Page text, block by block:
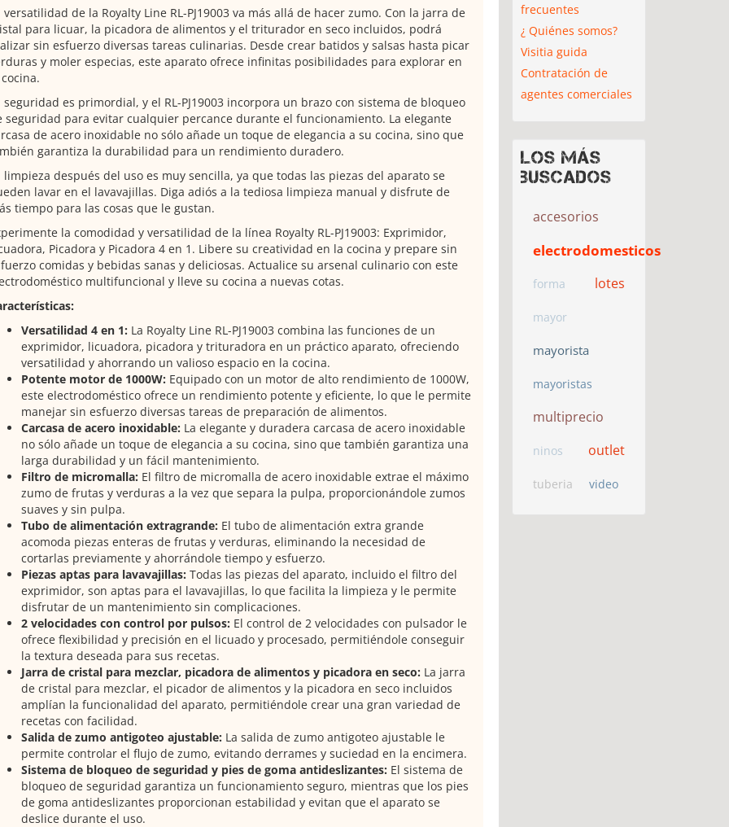
versatilidad de la Royalty Line RL-PJ19003 va más allá de hacer zumo. Con la jarra de
para licuar, la picadora de alimentos y el triturador en seco incluidos, podrá
sin esfuerzo diversas tareas culinarias. Desde crear batidos y salsas hasta picar
y moler especias, este aparato ofrece infinitas posibilidades para explorar en
seguridad es primordial, y el RL-PJ19003 incorpora un brazo con sistema de bloqueo
seguridad para evitar cualquier percance durante el funcionamiento. La elegante
de acero inoxidable no sólo añade un toque de elegancia a su cocina, sino que
garantiza la durabilidad para un rendimiento duradero.
limpieza después del uso es muy sencilla, ya que todas las piezas del aparato se
lavar en el lavavajillas. Diga adiós a la tediosa limpieza manual y disfrute de
tiempo para las cosas que le gustan.
la comodidad y versatilidad de la línea Royalty RL-PJ19003: Exprimidor,
Picadora y Picadora 4 en 1. Libere su creatividad en la cocina y prepare sin
comidas y bebidas sanas y deliciosas. Actualice su arsenal culinario con este
multifuncional y lleve su cocina a nuevas cotas.
Versatilidad 4 en 1: La Royalty Line RL-PJ19003 combina las funciones de un
exprimidor, licuadora, picadora y trituradora en un práctico aparato, ofreciendo
versatilidad y ahorrando un valioso espacio en la cocina.
Potente motor de 1000W: Equipado con un motor de alto rendimiento de 1000W,
este electrodoméstico ofrece un rendimiento potente y eficiente, lo que le permite
manejar sin esfuerzo diversas tareas de preparación de alimentos.
Carcasa de acero inoxidable: La elegante y duradera carcasa de acero inoxidable
no sólo añade un toque de elegancia a su cocina, sino que también garantiza una
larga durabilidad y un fácil mantenimiento.
Filtro de micromalla: El filtro de micromalla de acero inoxidable extrae el máximo
zumo de frutas y verduras a la vez que separa la pulpa, proporcionándole zumos
suaves y sin pulpa.
Tubo de alimentación extragrande: El tubo de alimentación extra grande
acomoda piezas enteras de frutas y verduras, eliminando la necesidad de
cortarlas previamente y ahorrándole tiempo y esfuerzo.
Piezas aptas para lavavajillas: Todas las piezas del aparato, incluido el filtro del
exprimidor, son aptas para el lavavajillas, lo que facilita la limpieza y le permite
disfrutar de un mantenimiento sin complicaciones.
2 velocidades con control por pulsos: El control de 2 velocidades con pulsador le
ofrece flexibilidad y precisión en el licuado y procesado, permitiéndole conseguir
la textura deseada para sus recetas.
Jarra de cristal para mezclar, picadora de alimentos y picadora en seco: La jarra
de cristal para mezclar, el picador de alimentos y la picadora en seco incluidos
amplían la funcionalidad del aparato, permitiéndole crear una gran variedad de
recetas con facilidad.
Salida de zumo antigoteo ajustable: La salida de zumo antigoteo ajustable le
permite controlar el flujo de zumo, evitando derrames y suciedad en la encimera.
Sistema de bloqueo de seguridad y pies de goma antideslizantes: El sistema de
bloqueo de seguridad garantiza un funcionamiento seguro, mientras que los pies
de goma antideslizantes proporcionan estabilidad y evitan que el aparato se
deslice durante el uso.
frecuentes
¿ Quiénes somos?
Visitia guida
Contratación de
agentes comerciales
Los más
buscados
accesorios
electrodomesticos
forma lotes
mayor
mayorista
mayoristas
multiprecio
ninos outlet
tuberia video